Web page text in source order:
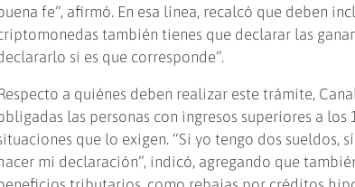
fe”, afirmó. En esa línea, recalcó que deben
también tienes que declarar las
si es que corresponde”.
a quiénes deben realizar este trámite,
las personas con ingresos superiores a
que lo exigen. “Si yo tengo dos sueldos,
mi declaración”, indicó, agregando que